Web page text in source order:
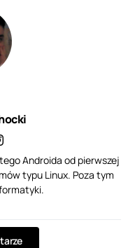
Androida od pierwszej
typu Linux. Poza tym